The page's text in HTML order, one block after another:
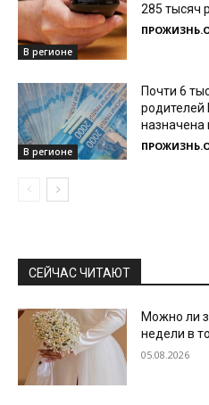
В регионе
285 тысяч
В регионе
Почти 6
родителей
назначена
СЕЙЧАС ЧИТАЮТ
Можно ли
недели в
05.08.2026